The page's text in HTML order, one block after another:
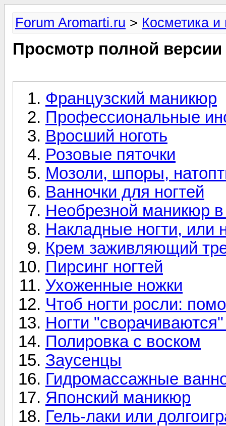
Forum Aromarti.ru > Косметика
Просмотр полной
Французский маникюр
Профессиональные
Вросший ноготь
Розовые пяточки
Мозоли, шпоры,
Ванночки для ногтей
Необрезной маникюр
Накладные ногти, или
Крем заживляющий
Пирсинг ногтей
Ухоженные ножки
Чтоб ногти росли:
Ногти
Полировка с воском
Заусенцы
Гидромассажные
Японский маникюр
Гель-лаки или